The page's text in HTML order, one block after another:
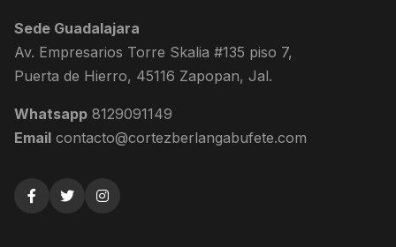
Sede Guadalajara
Av. Empresarios Torre Skalia #135 piso 7,
Puerta de Hierro, 45116 Zapopan, Jal.
Whatsapp 8129091149
Email contacto@cortezberlangabufete.com